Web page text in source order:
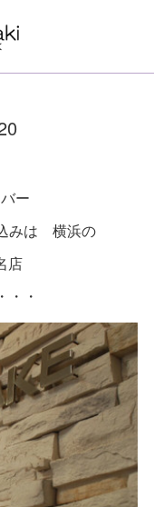
ー
みは 横浜の
店
・・